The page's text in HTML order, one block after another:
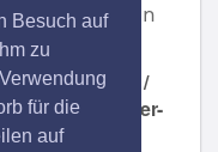
Besuch auf
zu
für die
auf
Lesungen
pro Woche /
im Fritz-Henßler-